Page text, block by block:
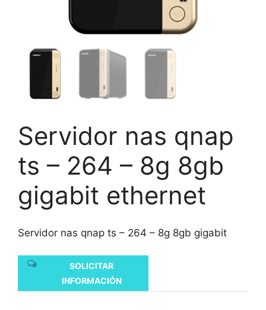
Servidor nas qnap
ts – 264 – 8g 8gb
gigabit ethernet
Servidor nas qnap ts – 264 – 8g 8gb gigabit
SOLICITAR
INFORMACIÓN